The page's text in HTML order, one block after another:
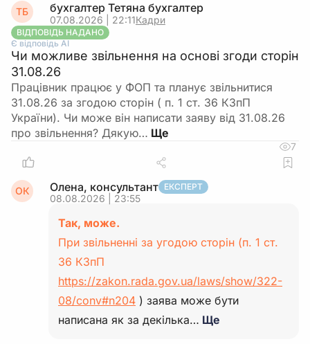
ТБ бухгалтер Тетяна бухгалтер
07.08.2026 | 22:11Кадри
ВІДПОВІДЬ НАДАНО
Є відповідь АІ
Чи можливе звільнення на основі згоди сторін
31.08.26
Працівник працює у ФОП та планує звільнитися
31.08.26 за згодою сторін ( п. 1 ст. 36 КЗпП
України). Чи може він написати заяву від 31.08.26
про звільнення? Дякую…
7
ОК Олена, консультант ЕКСПЕРТ
08.08.2026 | 23:55
Так, може.
При звільненні за угодою сторін (п. 1 ст.
36 КЗпП
https://zakon.rada.gov.ua/laws/show/322-
08/conv#n204 ) заява може бути
написана як за декілька… Ще